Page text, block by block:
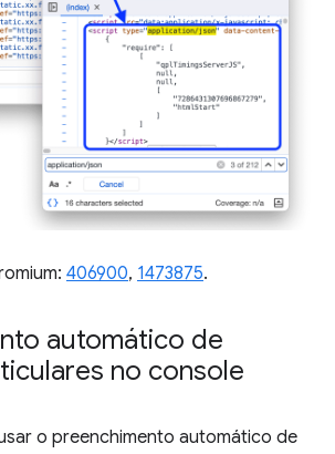
406900, 1473875.
automático de
no console
o preenchimento automático de